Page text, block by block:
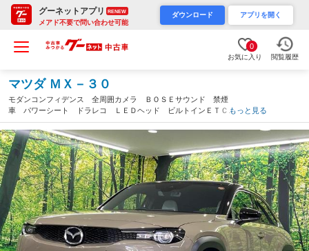
グーネットアプリ RENEW
メアド不要で問い合わせ可能
ダウンロード アプリを開く
0
お気に入り 閲覧履歴
マツダ ＭＸ－３０
モダンコンフィデンス 全周囲カメラ ＢＯＳＥサウンド 禁煙
車 パワーシート ドラレコ ＬＥＤヘッド ビルトインＥＴＣ
純正１７インチアルミ オートハイビーム オートライト Ｂｌｕ
ｅｔｏｏｔｈ フルセグ（広島県）
もっと見る